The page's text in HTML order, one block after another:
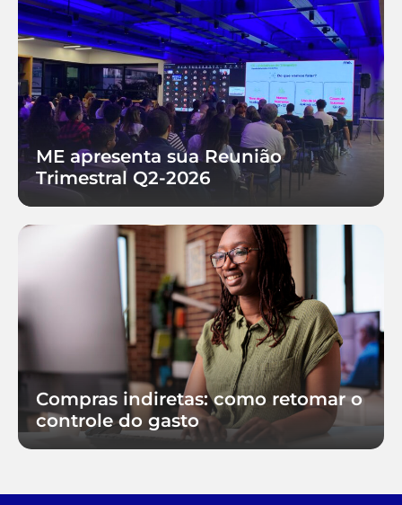
ME apresenta sua Reunião
Trimestral Q2-2026
Compras indiretas: como retomar o
controle do gasto